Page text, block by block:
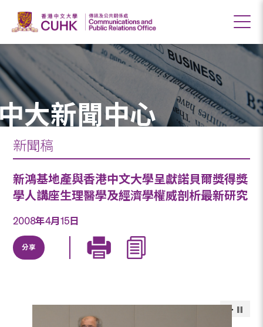
大新聞中心
新聞稿
新鴻基地產與香港中文大學呈獻諾貝爾獎得獎
學人講座生理醫學及經濟學權威剖析最新研究
2008年4月15日
分享